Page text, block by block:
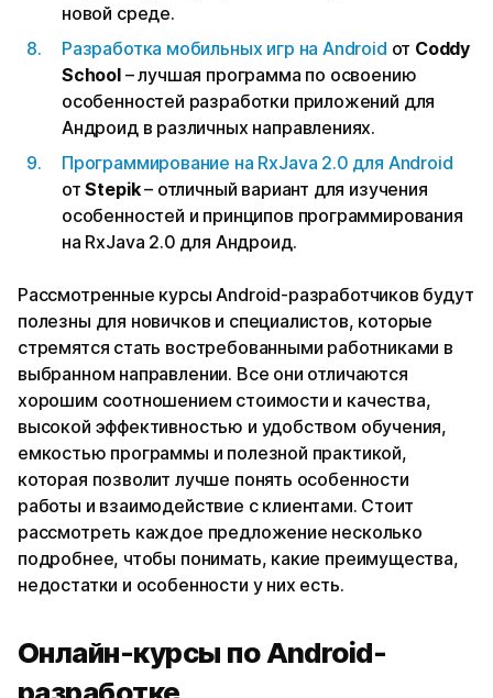
новой среде.
Разработка мобильных игр на Android от Coddy
School– лучшая программа по освоению
особенностей разработки приложений для
Андроид в различных направлениях.
Программирование на RxJava 2.0 для Android
отStepik– отличный вариант для изучения
особенностей и принципов программирования
на RxJava 2.0 для Андроид.
Рассмотренные курсы Android-разработчиков будут
полезны для новичков и специалистов, которые
стремятся стать востребованными работниками в
выбранном направлении. Все они отличаются
хорошим соотношением стоимости и качества,
высокой эффективностью и удобством обучения,
емкостью программы и полезной практикой,
которая позволит лучше понять особенности
работы и взаимодействие с клиентами. Стоит
рассмотреть каждое предложение несколько
подробнее, чтобы понимать, какие преимущества,
недостатки и особенности у них есть.
Онлайн-курсы по Android-